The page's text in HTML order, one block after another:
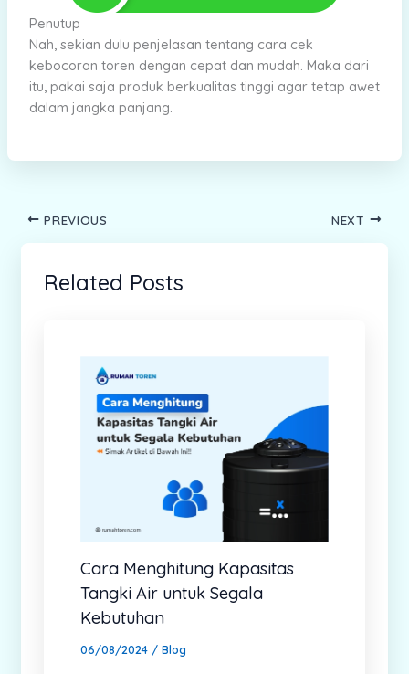
Penutup
Nah, sekian dulu penjelasan tentang cara cek
kebocoran toren dengan cepat dan mudah. Maka dari
itu, pakai saja produk berkualitas tinggi agar tetap awet
dalam jangka panjang.
PREVIOUS NEXT
Related Posts
Cara Menghitung Kapasitas
Tangki Air untuk Segala
Kebutuhan
06/08/2024 / Blog